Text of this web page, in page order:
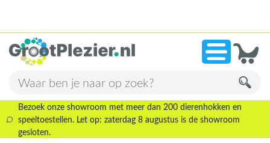
»13.945 beoordelingen!
Bezoek onze showroom met meer dan 200 dierenhokken en
speeltoestellen. Let op: zaterdag 8 augustus is de showroom
gesloten.